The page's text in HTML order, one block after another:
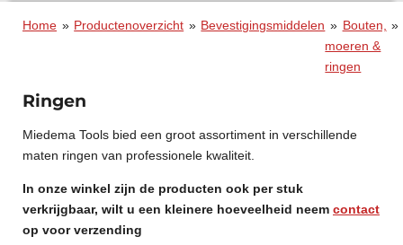
Home » Productenoverzicht » Bevestigingsmiddelen » Bouten,
moeren &
ringen
»
Ringen
Miedema Tools bied een groot assortiment in verschillende
maten ringen van professionele kwaliteit.
In onze winkel zijn de producten ook per stuk
verkrijgbaar, wilt u een kleinere hoeveelheid neem contact
op voor verzending